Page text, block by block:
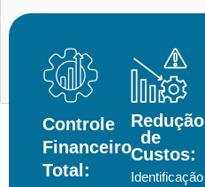
Controle
Financeiro
Total:
Redução
de
Custos:
Identificação